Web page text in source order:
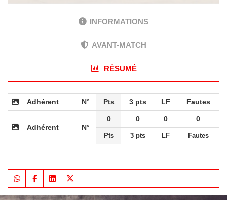
INFORMATIONS
AVANT-MATCH
RÉSUMÉ
Adhérent N° Pts 3 pts LF Fautes
Adhérent N°
0 0 0 0
Pts 3 pts LF Fautes